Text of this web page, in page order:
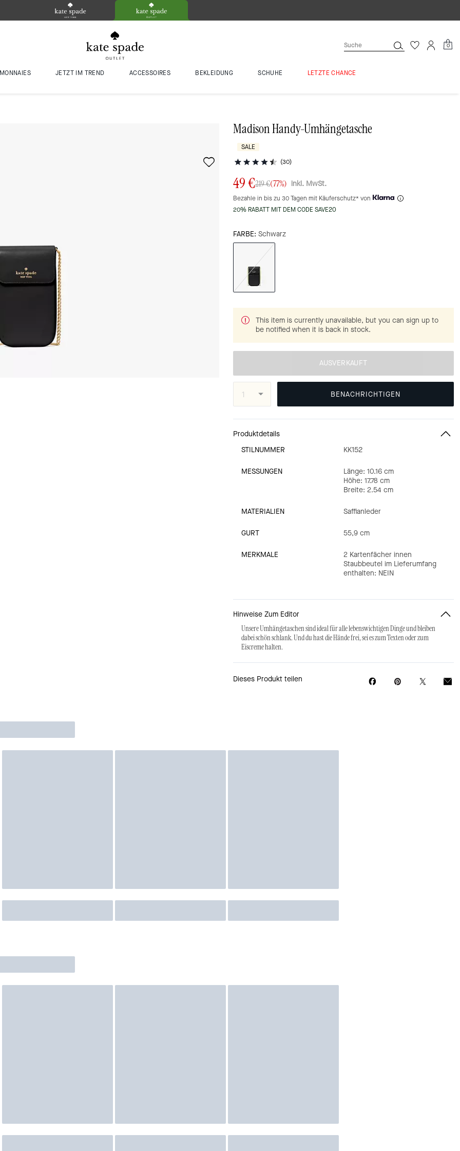
0
JETZT IM TREND ACCESSOIRES BEKLEIDUNG SCHUHE LETZTE CHANCE
Madison Handy-Umhängetasche
SALE
(30)
49 €219 €(77%) inkl. MwSt.
Bezahle in bis zu 30 Tagen mit Käuferschutz* von
20% RABATT MIT DEM CODE SAVE20
FARBE: Schwarz
This item is currently unavailable, but you can sign up to
be notified when it is back in stock.
AUSVERKAUFT
BENACHRICHTIGEN
Produktdetails
STILNUMMER
KK152
MESSUNGEN
Länge: 10.16 cm
Höhe: 17.78 cm
Breite: 2.54 cm
MATERIALIEN Saffianleder
GURT 55,9 cm
MERKMALE
2 Kartenfächer innen
Staubbeutel im Lieferumfang
enthalten: NEIN
Hinweise Zum Editor
Unsere Umhängetaschen sind ideal für alle lebenswichtigen Dinge und bleiben
dabei schön schlank. Und du hast die Hände frei, sei es zum Texten oder zum
Eiscreme halten.
Dieses Produkt teilen